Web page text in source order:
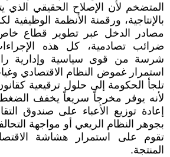
المتضخم لأن الإصلاح الحقيقي الذي
بالإنتاجية، ورقمنة الأنظمة الوظيفية
مصادر الدخل عبر تطوير قطاع
ضرائب تصادمية، كل هذه
شرسة من قوى سياسية وإدارية
استمرار غموض النظام الاقتصادي
لأنه يوفر مخرجاً سريعاً يخفف الضغط
إعادة توزيع الأعباء على صندوق
بجوهر النظام الريعي أو مواجهة
تقوم على استمرار هشاشة
المنتجة.